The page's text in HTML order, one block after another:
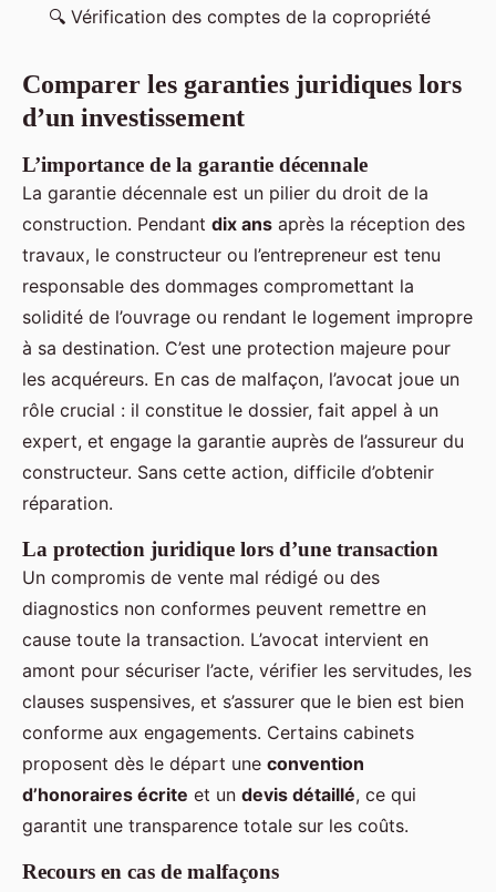
🔍 Vérification des comptes de la copropriété
Comparer les garanties juridiques lors
d’un investissement
L’importance de la garantie décennale
La garantie décennale est un pilier du droit de la
construction. Pendant dix ans après la réception des
travaux, le constructeur ou l’entrepreneur est tenu
responsable des dommages compromettant la
solidité de l’ouvrage ou rendant le logement impropre
à sa destination. C’est une protection majeure pour
les acquéreurs. En cas de malfaçon, l’avocat joue un
rôle crucial : il constitue le dossier, fait appel à un
expert, et engage la garantie auprès de l’assureur du
constructeur. Sans cette action, difficile d’obtenir
réparation.
La protection juridique lors d’une transaction
Un compromis de vente mal rédigé ou des
diagnostics non conformes peuvent remettre en
cause toute la transaction. L’avocat intervient en
amont pour sécuriser l’acte, vérifier les servitudes, les
clauses suspensives, et s’assurer que le bien est bien
conforme aux engagements. Certains cabinets
proposent dès le départ une convention
d’honoraires écrite et un devis détaillé, ce qui
garantit une transparence totale sur les coûts.
Recours en cas de malfaçons